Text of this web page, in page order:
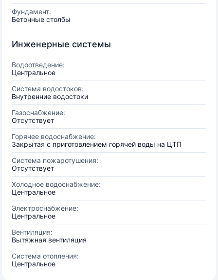
Фундамент:
Бетонные столбы
Инженерные системы
Водоотведение:
Центральное
Система водостоков:
Внутренние водостоки
Газоснабжение:
Отсутствует
Горячее водоснабжение:
Закрытая с приготовлением горячей воды на ЦТП
Система пожаротушения:
Отсутствует
Холодное водоснабжение:
Центральное
Электроснабжение:
Центральное
Вентиляция:
Вытяжная вентиляция
Система отопления:
Центральное